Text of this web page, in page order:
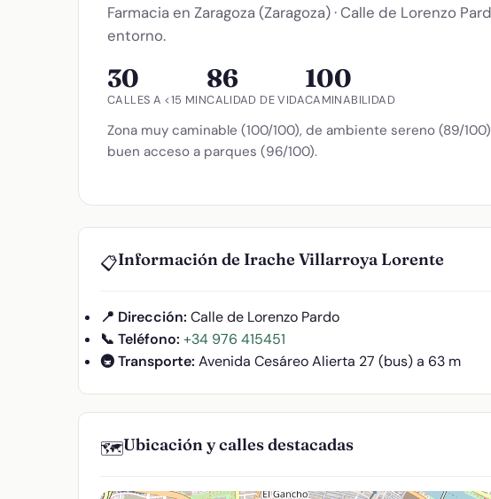
Farmacia en Zaragoza (Zaragoza) · Calle de Lorenzo
entorno.
30
CALLES A <15 MIN
86
CALIDAD DE VIDA
100
CAMINABILIDAD
Zona muy caminable (100/100), de ambiente sereno (89/
buen acceso a parques (96/100).
📋Información de Irache Villarroya Lorente
📍 Dirección: Calle de Lorenzo Pardo
📞 Teléfono: +34 976 415451
🚇 Transporte: Avenida Cesáreo Alierta 27 (bus) a 63 m
🗺️Ubicación y calles destacadas